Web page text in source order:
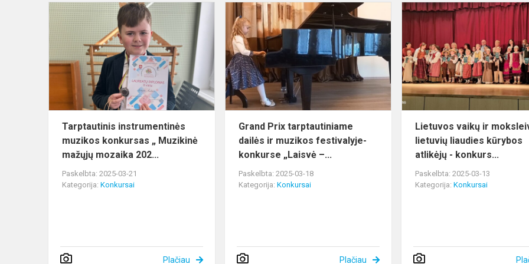
Tarptautinis
instrumentinės
muzikos
konkursas
Muzikinė
ma...
Tarptautinis instrumentinės
muzikos konkursas „ Muzikinė
mažųjų mozaika 202...
Paskelbta: 2025-03-21
Kategorija: Konkursai
Plačiau
Grand
Prix
tarptautiniame
dailės
muzikos
festivalyje-
kon...
Grand Prix tarptautiniame
dailės ir muzikos festivalyje-
konkurse „Laisvė –...
Paskelbta: 2025-03-18
Kategorija:Konkursai
Plačiau
Lietuvos vaikų ir
lietuvių liaudies kūrybos
atlikėjų - konkurs...
Paskelbta: 2025-03-13
Kategorija:Konkursai